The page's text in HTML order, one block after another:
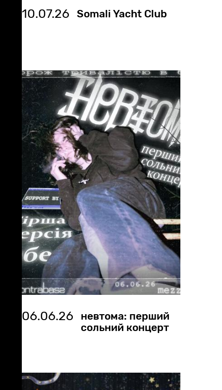
10.07.26 Somali Yacht Club
06.06.26
невтома: перший
сольний концерт